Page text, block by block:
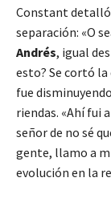
Constant
separación: «O
Andrés, igual
esto? Se cortó la
fue
riendas. «Ahí fui
señor de no sé
gente, llamo a
evolución en la